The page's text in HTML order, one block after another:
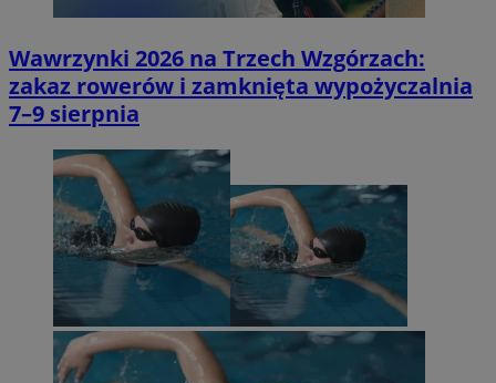
Wawrzynki 2026 na Trzech Wzgórzach:
zakaz rowerów i zamknięta wypożyczalnia
7–9 sierpnia